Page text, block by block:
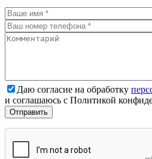
Даю согласие на обработку
и соглашаюсь с Политикой